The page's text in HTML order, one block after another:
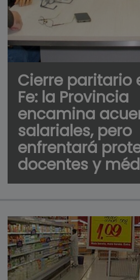
Cierre paritario
Fe: la Provincia
encamina
salariales, pero
enfrentará
docentes y